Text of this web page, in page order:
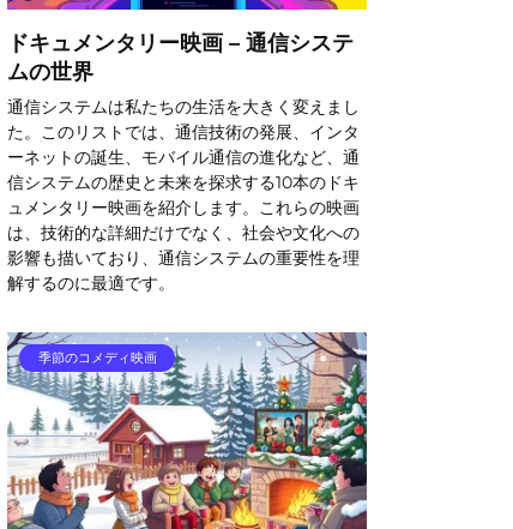
ドキュメンタリー映画 – 通信システ
ムの世界
通信システムは私たちの生活を大きく変えまし
た。このリストでは、通信技術の発展、インタ
ーネットの誕生、モバイル通信の進化など、通
信システムの歴史と未来を探求する10本のドキ
ュメンタリー映画を紹介します。これらの映画
は、技術的な詳細だけでなく、社会や文化への
影響も描いており、通信システムの重要性を理
解するのに最適です。
季節のコメディ映画